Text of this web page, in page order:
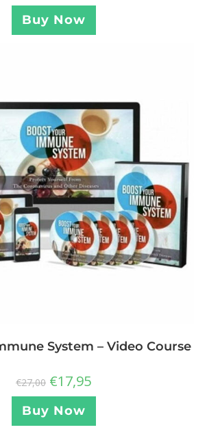
Buy Now
System – Video Course
€27,00 €17,95
Buy Now